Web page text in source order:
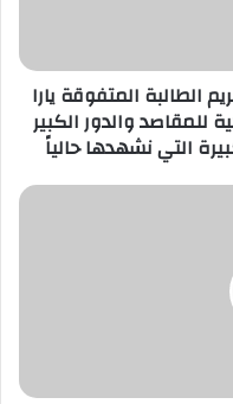
الطالبة المتفوقة يارا
للمقاصد والدور الكبير
التي نشهدها حالياً